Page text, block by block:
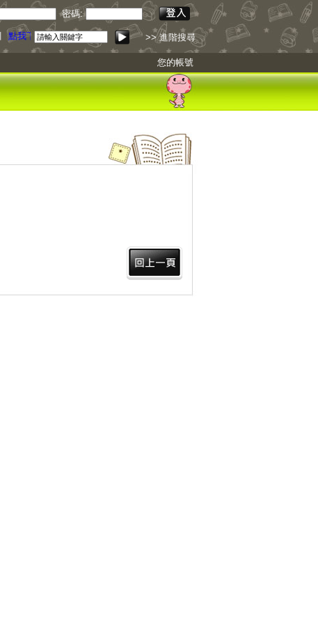
密碼:
點我下載 >> 進階搜尋
您的帳號